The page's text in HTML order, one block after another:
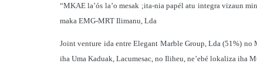
“MKAE la’ós la’o mesak ;ita-nia papél atu integra vizaun
maka EMG-MRT Ilimanu, Lda
Joint venture ida entre Elegant Marble Group, Lda (51%) no
iha Uma Kaduak, Lacumesac, no Iliheu, ne’ebé lokaliza iha